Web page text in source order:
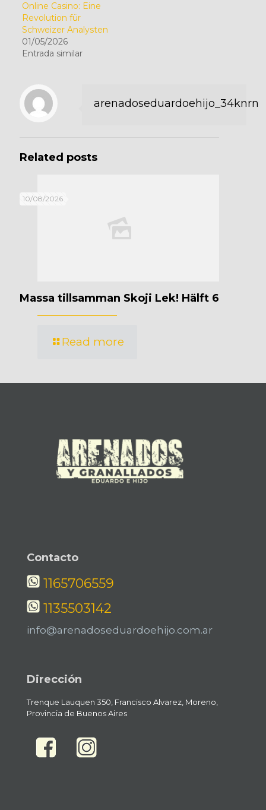
Online Casino: Eine
Revolution für
Schweizer Analysten
01/05/2026
Entrada similar
arenadoseduardoehijo_34knrn
Related posts
10/08/2026
Massa tillsamman Skoji Lek! Hälft 6
Read more
Contacto
1165706559
1135503142
info@arenadoseduardoehijo.com.ar
Dirección
Trenque Lauquen 350, Francisco Alvarez, Moreno,
Provincia de Buenos Aires